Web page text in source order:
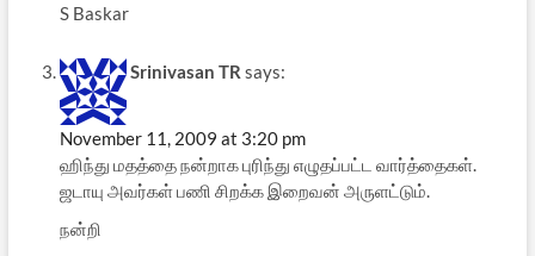
S Baskar
Srinivasan TR says:
November 11, 2009 at 3:20 pm
ஹிந்து மதத்தை நன்றாக புரிந்து எழுதப்பட்ட வார்த்தைகள்.
ஜடாயு அவர்கள் பணி சிறக்க இறைவன் அருளட்டும்.
நன்றி